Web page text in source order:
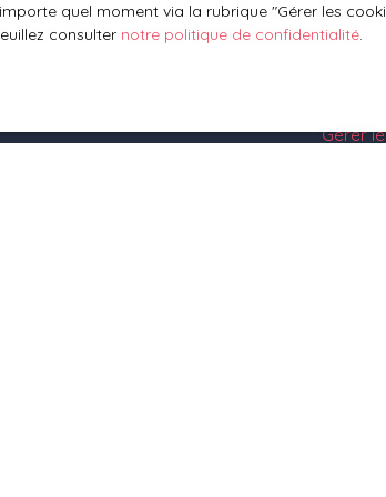
Gérer
quel moment via la rubrique ″Gérer les
consulter notre politique de confidentialité.